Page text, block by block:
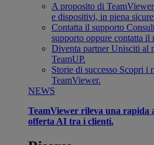
A proposito di TeamViewer
e dispositivi, in piena
Contatta il supporto
supporto oppure contatta il
Diventa partner Unisciti al
TeamUP.
Storie di successo Scopri i
TeamViewer.
NEWS
TeamViewer rileva una rapida
offerta AI tra i clienti.